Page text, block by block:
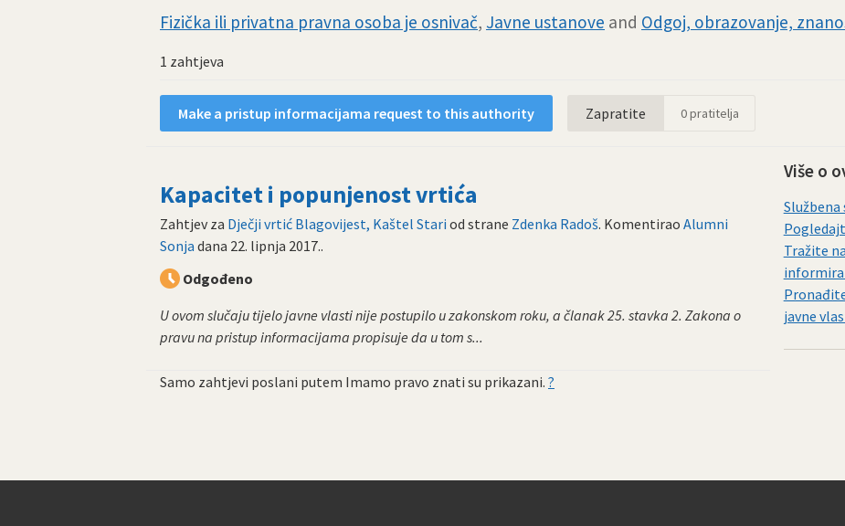
Fizička ili privatna pravna osoba je osnivač, Javne ustanove and Odgoj, obrazovanje,
1 zahtjeva
Make a pristup informacijama request to this authority Zapratite 0pratitelja
Kapacitet i popunjenost vrtića
Zahtjev za Dječji vrtić Blagovijest, Kaštel Stari od strane Zdenka Radoš. Komentirao Alumni
Sonja dana 22. lipnja 2017..
Odgođeno
U ovom slučaju tijelo javne vlasti nije postupilo u zakonskom roku, a članak 25. stavka 2. Zakona o
pravu na pristup informacijama propisuje da u tom s...
Samo zahtjevi poslani putem Imamo pravo znati su prikazani. ?
Više o
Tražite
javne